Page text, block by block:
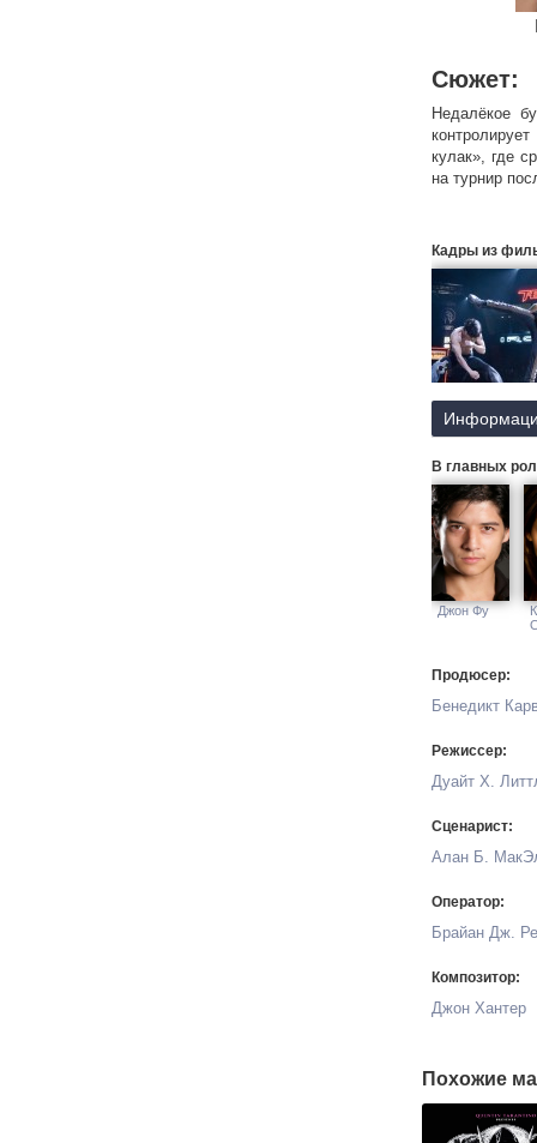
Сюжет:
Недалёкое
кулак», где
на турнир
Кадры из
В главных
Джон Фу
Продюсер:
Бенедикт
Режиссер:
Дуайт Х.
Сценарист:
Алан Б.
Оператор:
Брайан Дж.
Композитор:
Джон Хантер
Похожие